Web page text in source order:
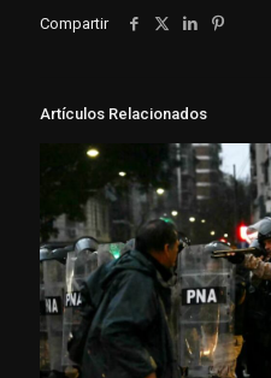
Compartir
Artículos Relacionados